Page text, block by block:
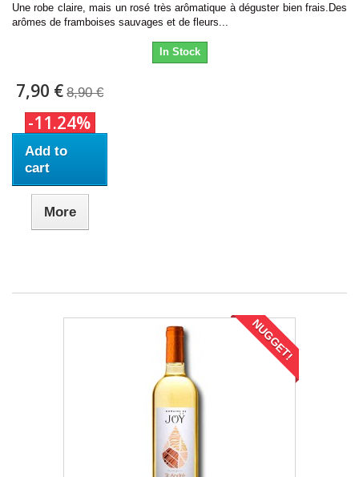
Une robe claire, mais un rosé très arômatique à déguster bien frais.Des
arômes de framboises sauvages et de fleurs...
In Stock
7,90 € 8,90 €
-11.24%
Add to
cart
More
NUGGET!